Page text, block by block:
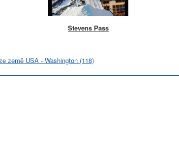
Stevens Pass
země USA - Washington (118)